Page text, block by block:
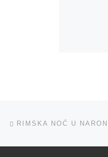
Post navigation
RIMSKA NOĆ U NARONI